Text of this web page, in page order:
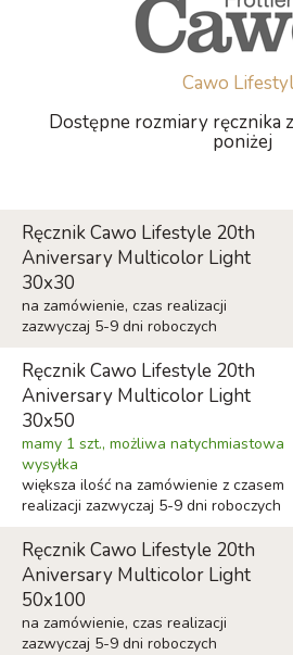
Cawo
Dostępne rozmiary ręcznika
poniżej
Ręcznik Cawo Lifestyle 20th
Aniversary Multicolor Light
30x30
na zamówienie, czas realizacji
zazwyczaj 5-9 dni roboczych
Ręcznik Cawo Lifestyle 20th
Aniversary Multicolor Light
30x50
mamy 1 szt., możliwa natychmiastowa
wysyłka
większa ilość na zamówienie z czasem
realizacji zazwyczaj 5-9 dni roboczych
Ręcznik Cawo Lifestyle 20th
Aniversary Multicolor Light
50x100
na zamówienie, czas realizacji
zazwyczaj 5-9 dni roboczych